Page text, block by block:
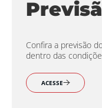
Confira a previsão
dentro das
ACESSE